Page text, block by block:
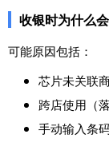
收银时为什么
可能原因包括：
芯片未关联
跨店使用（
手动输入条